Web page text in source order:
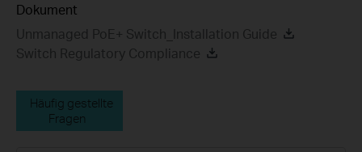
Dokument
Unmanaged PoE+ Switch_Installation Guide
Switch Regulatory Compliance
Häufig gestellte
Fragen